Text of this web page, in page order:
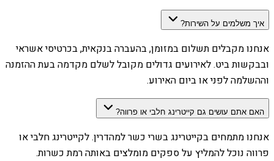
איך משלמים על השירות?
אנחנו מקבלים תשלום במזומן, בהעברה בנקאית, בכרטיסי אשראי
ובבקשות ביט. לאירועים גדולים מקובל לשלם מקדמה בעת ההזמנה
וההשלמה לפני או ביום האירוע.
האם אתם עושים גם קייטרינג חלבי או פרווה?
אנחנו מתמחים בקייטרינג בשרי כשר למהדרין. לקייטרינג חלבי או
פרווה נוכל להמליץ על ספקים מומלצים באותה רמת כשרות.